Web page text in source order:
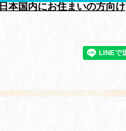
日本国内にお住まいの方向け